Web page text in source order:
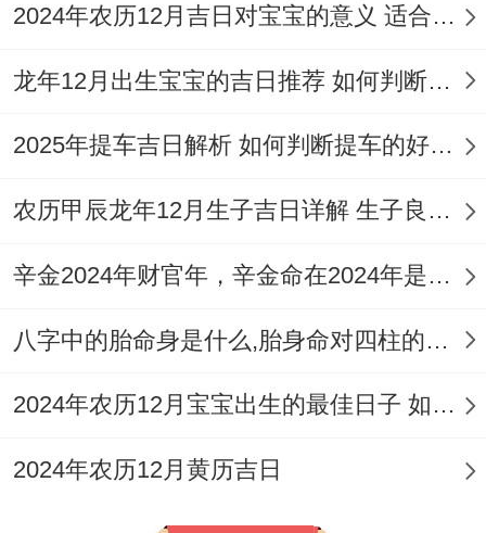
2024年农历12月吉日对宝宝的意义 适合龙年宝宝出生的日子有哪些
龙年12月出生宝宝的吉日推荐 如何判断吉日是否适合宝宝
2025年提车吉日解析 如何判断提车的好日子
农历甲辰龙年12月生子吉日详解 生子良辰的影响因素
辛金2024年财官年，辛金命在2024年是财官年还是财印年
八字中的胎命身是什么,胎身命对四柱的影响
2024年农历12月宝宝出生的最佳日子 如何挑选适合的吉日
2024年农历12月黄历吉日